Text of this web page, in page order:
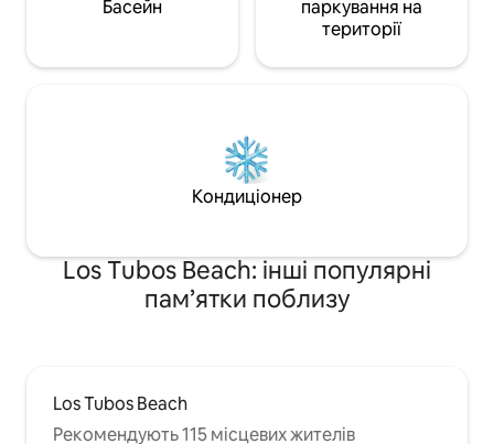
Басейн
паркування на
території
Кондиціонер
Los Tubos Beach: інші популярні
пам’ятки поблизу
Los Tubos Beach
Рекомендують 115 місцевих жителів